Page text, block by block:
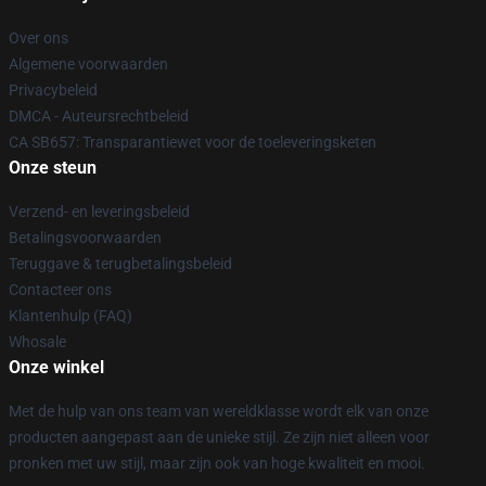
Over ons
Algemene voorwaarden
Privacybeleid
DMCA - Auteursrechtbeleid
CA SB657: Transparantiewet voor de toeleveringsketen
Onze steun
Verzend- en leveringsbeleid
Betalingsvoorwaarden
Teruggave & terugbetalingsbeleid
Contacteer ons
Klantenhulp (FAQ)
Whosale
Onze winkel
Met de hulp van ons team van wereldklasse wordt elk van onze
producten aangepast aan de unieke stijl. Ze zijn niet alleen voor
pronken met uw stijl, maar zijn ook van hoge kwaliteit en mooi.